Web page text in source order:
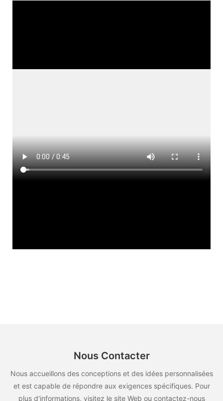
Nous Contacter
Nous accueillons des conceptions et des idées personnalisées
et est capable de répondre aux exigences spécifiques. Pour
plus d'informations, visitez le site Web ou contactez-nous